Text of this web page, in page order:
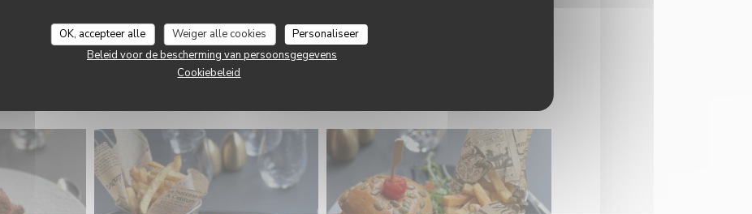
OK, accepteer alle Weiger alle cookies
Personaliseer
Beleid voor de bescherming van persoonsgegevens
Cookiebeleid